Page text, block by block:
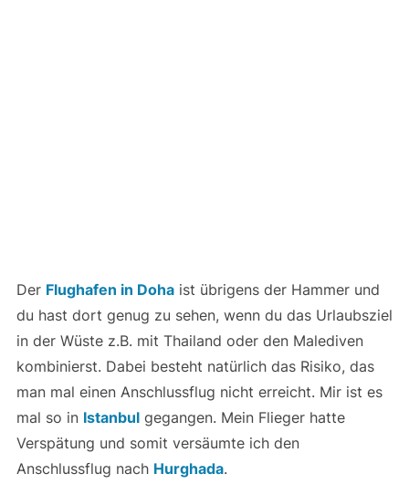
Der Flughafen in Dohaist übrigens der Hammer und
du hast dort genug zu sehen, wenn du das Urlaubsziel
in der Wüste z.B. mit Thailand oder den Malediven
kombinierst. Dabei besteht natürlich das Risiko, das
man mal einen Anschlussflug nicht erreicht. Mir ist es
mal so in Istanbulgegangen. Mein Flieger hatte
Verspätung und somit versäumte ich den
Anschlussflug nach Hurghada.